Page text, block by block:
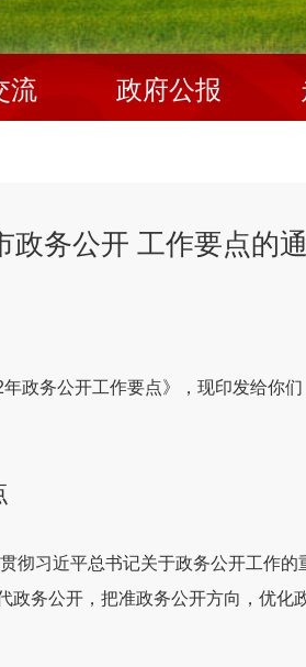
流 政府公报
政务公开 工作要点的
年政务公开工作要点》 ，现印发给你们
彻习近平总书记关于政务公开工作的
政务公开， 把准政务公开方向，优化